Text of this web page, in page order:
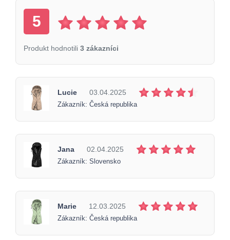
5
Produkt hodnotili 3 zákazníci
Lucie 03.04.2025
Zákazník: Česká republika
Jana 02.04.2025
Zákazník: Slovensko
Marie 12.03.2025
Zákazník: Česká republika